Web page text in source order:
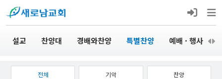
설교 찬양대 경배와찬양 특별찬양 예배 · 행사
전체 기악 찬양